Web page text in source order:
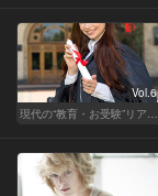
Vol.6